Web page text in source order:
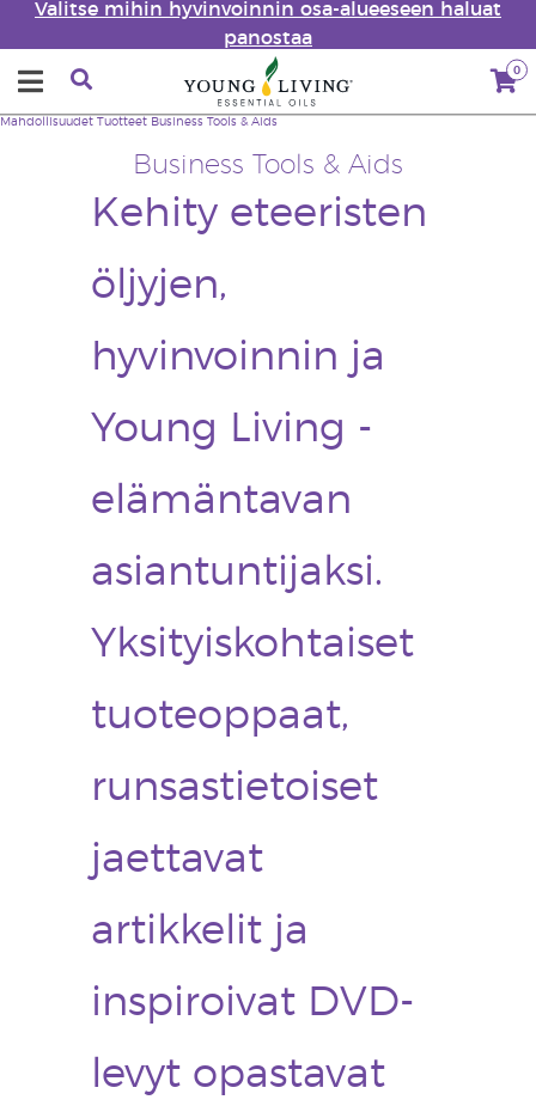
Valitse mihin hyvinvoinnin osa-alueeseen haluat
panostaa
0
Business Tools & Aids
Kehity eteeristen
öljyjen,
hyvinvoinnin ja
Young Living -
elämäntavan
asiantuntijaksi.
Yksityiskohtaiset
tuoteoppaat,
runsastietoiset
jaettavat
artikkelit ja
inspiroivat DVD-
levyt opastavat
Mahdollisuudet Tuotteet Business Tools & Aids